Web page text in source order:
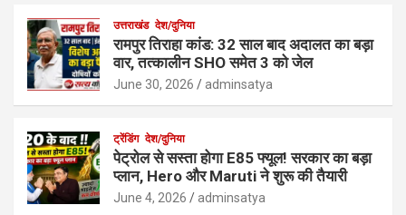
उत्तराखंड देश/दुनिया
रामपुर तिराहा कांड: 32 साल बाद अदालत का बड़ा
वार, तत्कालीन SHO समेत 3 को जेल
June 30, 2026 adminsatya
ट्रेंडिंग देश/दुनिया
पेट्रोल से सस्ता होगा E85 फ्यूल! सरकार का बड़ा
प्लान, Hero और Maruti ने शुरू की तैयारी
June 4, 2026 adminsatya